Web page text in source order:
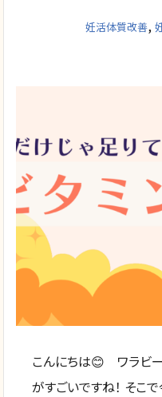
妊活体質改善,
こんにちは😊 ワラビ
がすごいですね！ そこ